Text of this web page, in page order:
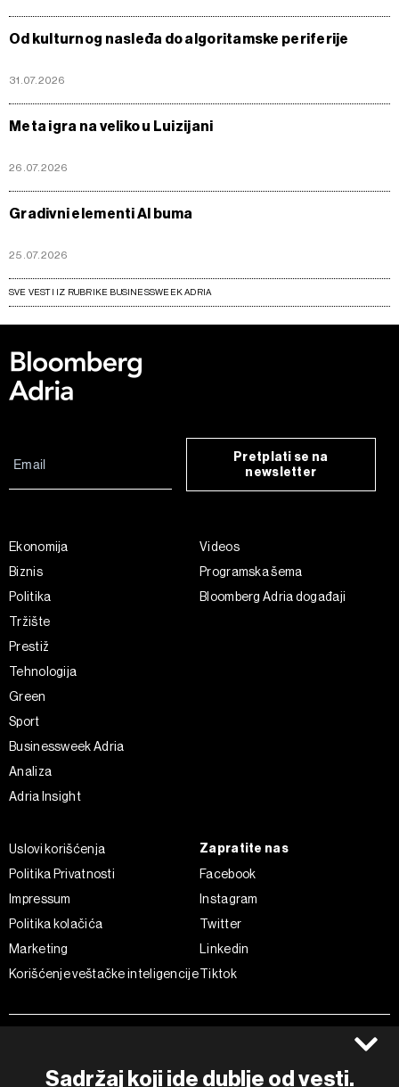
Od kulturnog nasleđa do algoritamske periferije
31.07.2026
Meta igra na veliko u Luizijani
26.07.2026
Gradivni elementi AI buma
25.07.2026
SVE VESTI IZ RUBRIKE BUSINESSWEEK ADRIA
Sadržaj koji ide dublje od vesti.
Pretplati se na
newsletter
Ekonomija
Biznis
Politika
Tržište
Prestiž
Tehnologija
Green
Sport
Businessweek Adria
Analiza
Adria Insight
Videos
Programska šema
Bloomberg Adria događaji
Uslovi korišćenja
Politika Privatnosti
Impressum
Politika kolačića
Marketing
Korišćenje veštačke inteligencije
Zapratite nas
Facebook
Instagram
Twitter
Linkedin
Tiktok
©2022 - 2026 Bloomberg L.P. All Rights Reserved. BLOOMBERG and
the BLOOMBERG logo are registered trademarks and service marks of
Bloomberg Adria is a Mtel Swiss SA Property